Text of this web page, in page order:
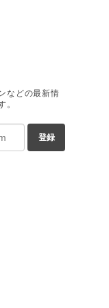
などの最新情
。
登録